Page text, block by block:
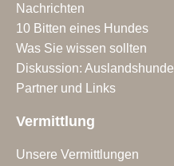
Nachrichten
10 Bitten eines Hundes
Was Sie wissen sollten
Diskussion: Auslandshunde
Partner und Links
Vermittlung
Unsere Vermittlungen